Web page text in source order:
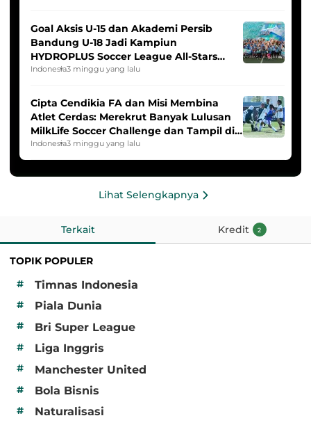
Goal Aksis U-15 dan Akademi Persib
Bandung U-18 Jadi Kampiun
HYDROPLUS Soccer League All-Stars
2025/2026
Indonesia3 minggu yang lalu
Cipta Cendikia FA dan Misi Membina
Atlet Cerdas: Merekrut Banyak Lulusan
MilkLife Soccer Challenge dan Tampil di
HYDROPLUS Soccer League
Indonesia3 minggu yang lalu
Lihat Selengkapnya
Terkait Kredit 2
TOPIK POPULER
#
Timnas Indonesia
# Piala Dunia
# Bri Super League
# Liga Inggris
# Manchester United
# Bola Bisnis
# Naturalisasi